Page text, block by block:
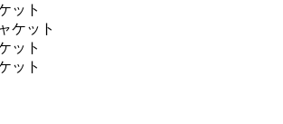
ット
ケット
ット
ット